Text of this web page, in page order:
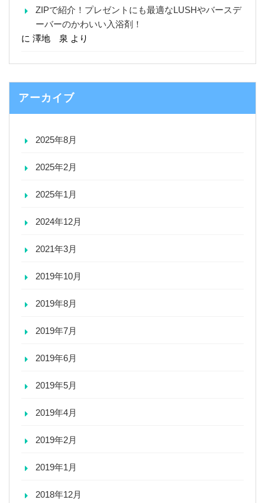
ZIPで紹介！プレゼントにも最適なLUSHやバースデ
ーバーのかわいい入浴剤！
に 澤地 泉 より
アーカイブ
2025年8月
2025年2月
2025年1月
2024年12月
2021年3月
2019年10月
2019年8月
2019年7月
2019年6月
2019年5月
2019年4月
2019年2月
2019年1月
2018年12月